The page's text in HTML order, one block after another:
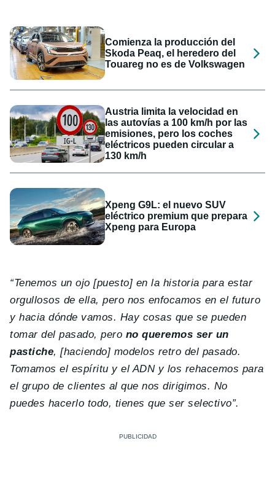
Comienza la producción del
Skoda Peaq, el heredero del
Touareg no es de Volkswagen
Austria limita la velocidad en
las autovías a 100 km/h por las
emisiones, pero los coches
eléctricos pueden circular a
130 km/h
Xpeng G9L: el nuevo SUV
eléctrico premium que prepara
Xpeng para Europa
“Tenemos un ojo [puesto] en la historia para estar
orgullosos de ella, pero nos enfocamos en el futuro
y hacia dónde vamos. Hay cosas que se pueden
tomar del pasado, pero no queremos ser un
pastiche, [haciendo] modelos retro del pasado.
Tomamos el espíritu y el ADN y los rehacemos para
el grupo de clientes al que nos dirigimos. No
puedes hacerlo todo, tienes que ser selectivo”.